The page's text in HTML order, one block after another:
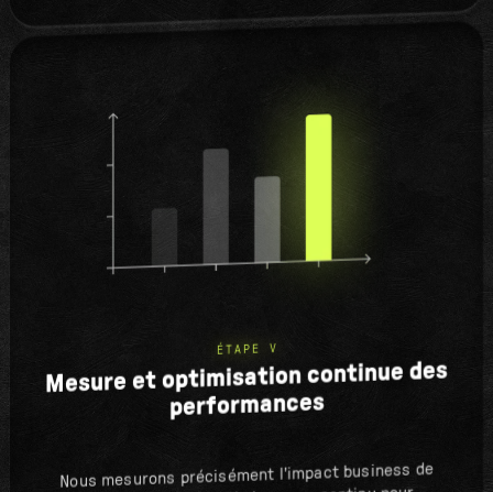
ÉTAPE V
Mesure et optimisation continue des
performances
Nous mesurons précisément l'impact business de